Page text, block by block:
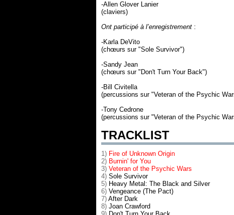
-Allen Glover Lanier
(claviers)
Ont participé à l’enregistrement :
-Karla DeVito
(chœurs sur "Sole Survivor")
-Sandy Jean
(chœurs sur "Don't Turn Your Back")
-Bill Civitella
(percussions sur "Veteran of the Psychic
-Tony Cedrone
(percussions sur "Veteran of the Psychic
TRACKLIST
1) Fire of Unknown Origin
2) Burnin' for You
3) Veteran of the Psychic Wars
4) Sole Survivor
5) Heavy Metal: The Black and Silver
6) Vengeance (The Pact)
7) After Dark
8) Joan Crawford